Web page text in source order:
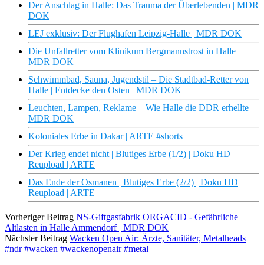
Der Anschlag in Halle: Das Trauma der Überlebenden | MDR
DOK
LEJ exklusiv: Der Flughafen Leipzig-Halle | MDR DOK
Die Unfallretter vom Klinikum Bergmannstrost in Halle |
MDR DOK
Schwimmbad, Sauna, Jugendstil – Die Stadtbad-Retter von
Halle | Entdecke den Osten | MDR DOK
Leuchten, Lampen, Reklame – Wie Halle die DDR erhellte |
MDR DOK
Koloniales Erbe in Dakar | ARTE #shorts
Der Krieg endet nicht | Blutiges Erbe (1/2) | Doku HD
Reupload | ARTE
Das Ende der Osmanen | Blutiges Erbe (2/2) | Doku HD
Reupload | ARTE
Vorheriger Beitrag NS-Giftgasfabrik ORGACID - Gefährliche
Altlasten in Halle Ammendorf | MDR DOK
Nächster Beitrag Wacken Open Air: Ärzte, Sanitäter, Metalheads
#ndr #wacken #wackenopenair #metal